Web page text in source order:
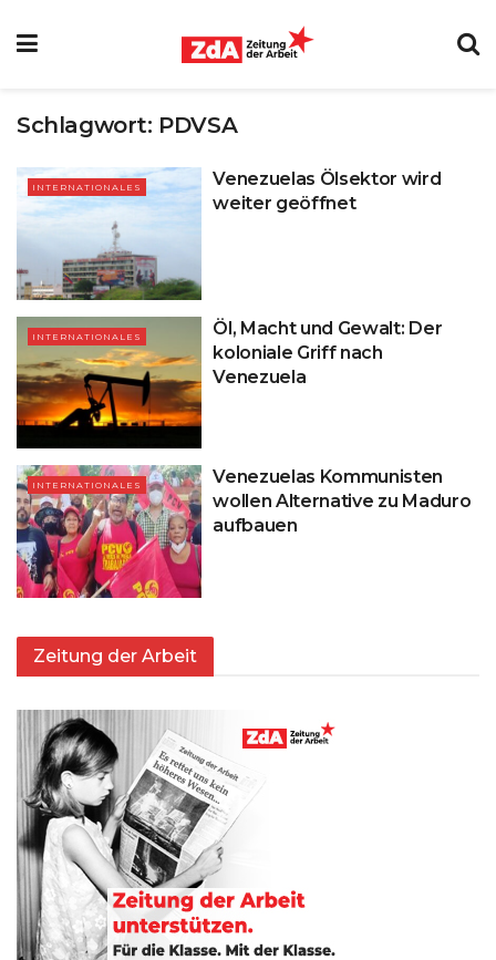
Schlagwort: PDVSA
INTERNATIONALES
Venezuelas Ölsektor wird
weiter geöffnet
INTERNATIONALES
Öl, Macht und Gewalt: Der
koloniale Griff nach
Venezuela
INTERNATIONALES
Venezuelas Kommunisten
wollen Alternative zu Maduro
aufbauen
Zeitung der Arbeit